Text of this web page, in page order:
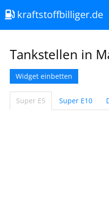
kraftstoffbilliger.de
Tankstellen in
Widget einbetten
Super E5 Super E10